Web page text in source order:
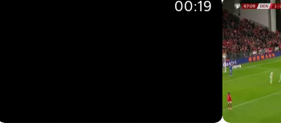
00:19